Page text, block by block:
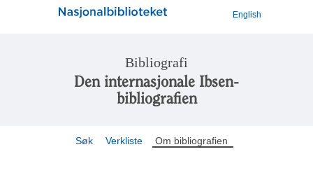
English
Bibliografi
Den internasjonale Ibsen-
bibliografien
Søk Verkliste Om bibliografien